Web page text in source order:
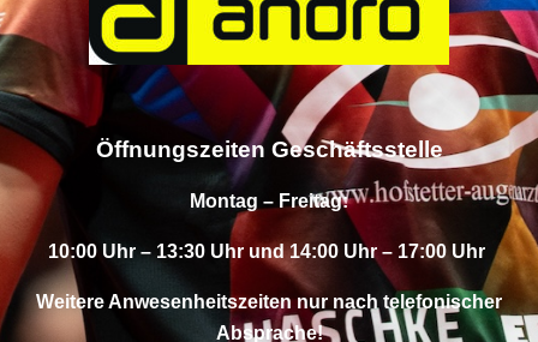
Öffnungszeiten Geschäftsstelle
Montag – Freitag:
10:00 Uhr – 13:30 Uhr und 14:00 Uhr – 17:00 Uhr
Weitere Anwesenheitszeiten nur nach telefonischer
Absprache!